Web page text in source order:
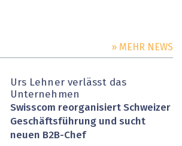
» MEHR NEWS
Urs Lehner verlässt das
Unternehmen
Swisscom reorganisiert Schweizer
Geschäftsführung und sucht
neuen B2B-Chef